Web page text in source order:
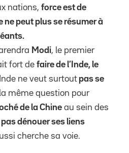
nations, force est de
ne peut plus se résumer à
Modi, le premier
fort de faire de l’Inde, le
ne veut surtout pas se
la même question pour
de la Chine au sein des
pas dénouer ses liens
cherche sa voie.